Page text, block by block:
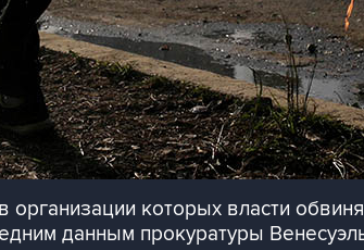
организации которых власти
данным прокуратуры